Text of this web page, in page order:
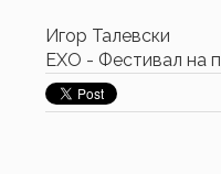
Игор Талевски
ЕХО - Фестивал на